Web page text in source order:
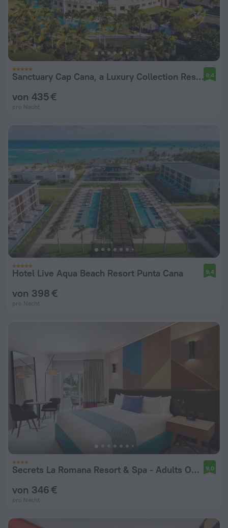
Sanctuary Cap Cana, a Luxury Collection Resort, Dominican Republic, Adult All-Inclusive 9,4
von 435 €
pro Nacht
Hotel Live Aqua Beach Resort Punta Cana 9,4
von 398 €
pro Nacht
Secrets La Romana Resort & Spa - Adults Only - All Inclusive 9,0
von 346 €
pro Nacht